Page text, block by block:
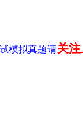
模拟真题请关